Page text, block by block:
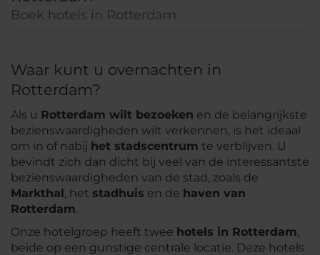
Boek hotels in Rotterdam
Waar kunt u overnachten in
Rotterdam?
Als u Rotterdam wilt bezoeken en de belangrijkste
bezienswaardigheden wilt verkennen, is het ideaal
om in of nabij het stadscentrum te verblijven. U
bevindt zich dan dicht bij veel van de interessantste
bezienswaardigheden van de stad, zoals de
Markthal, het stadhuis en de haven van
Rotterdam.
Onze hotelgroep heeft twee hotels in Rotterdam,
beide op een gunstige centrale locatie. Deze hotels